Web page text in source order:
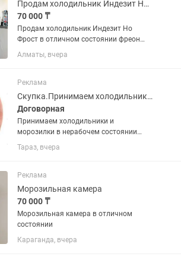
Продам холодильник Индезит Но Фрост
70 000 ₸
Продам холодильник Индезит Но
Фрост в отличном состоянии фреон
норма холодит отлично
Алматы, вчера
Реклама
Скупка.Принимаем холодильники и морозилки в нерабочем состоянии недорого
Договорная
Принимаем холодильники и
морозилки в нерабочем состоянии
недорого. Фотки для оценки можно
присылать . Поможем вынести старую
Тараз, вчера
Реклама
Морозильная камера
70 000 ₸
Морозильная камера в отличном
состоянии
Караганда, вчера